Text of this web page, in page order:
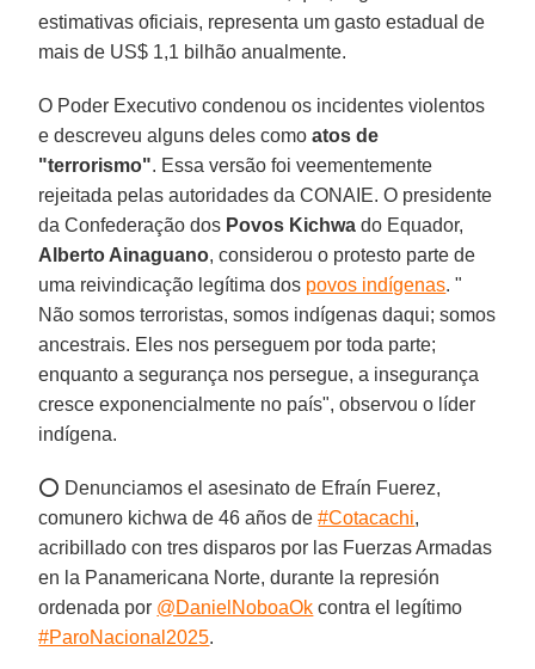
estimativas oficiais, representa um gasto estadual de
mais de US$ 1,1 bilhão anualmente.
O Poder Executivo condenou os incidentes violentos
e descreveu alguns deles comoatos de
"terrorismo". Essa versão foi veementemente
rejeitada pelas autoridades da CONAIE. O presidente
da Confederação dos Povos Kichwa do Equador,
Alberto Ainaguano, considerou o protesto parte de
uma reivindicação legítima dos povos indígenas. "
Não somos terroristas, somos indígenas daqui; somos
ancestrais. Eles nos perseguem por toda parte;
enquanto a segurança nos persegue, a insegurança
cresce exponencialmente no país", observou o líder
indígena.
⭕ Denunciamos el asesinato de Efraín Fuerez,
comunero kichwa de 46 años de#Cotacachi,
acribillado con tres disparos por las Fuerzas Armadas
en la Panamericana Norte, durante la represión
ordenada por @DanielNoboaOk contra el legítimo
#ParoNacional2025.